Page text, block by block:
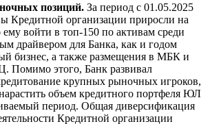
позиций. За период с 01.05.2025
Кредитной организации приросли на
ему войти в топ-150 по активам среди
драйвером для Банка, как и годом
бизнес, а также размещения в МБК и
Помимо этого, Банк развивал
крупных рыночных игроков,
объем кредитного портфеля ЮЛ
период. Общая диверсификация
Кредитной организации